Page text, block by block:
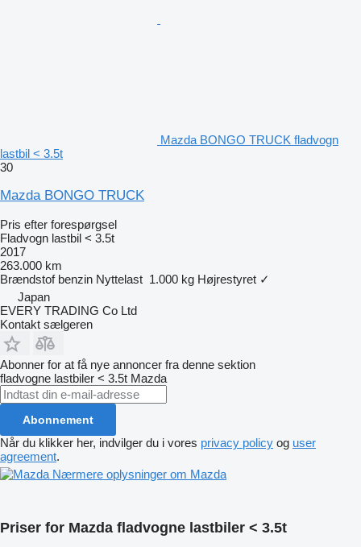
Mazda BONGO TRUCK fladvogn
lastbil < 3.5t
30
Mazda BONGO TRUCK
Pris efter forespørgsel
Fladvogn lastbil < 3.5t
2017
263.000 km
Brændstof benzin Nyttelast 1.000 kg Højrestyret ✓
Japan
EVERY TRADING Co Ltd
Kontakt sælgeren
Abonner for at få nye annoncer fra denne sektion
fladvogne lastbiler < 3.5t Mazda
Abonnement
Når du klikker her, indvilger du i vores privacy policy og user
agreement.
Nærmere oplysninger om Mazda
Priser for Mazda fladvogne lastbiler < 3.5t